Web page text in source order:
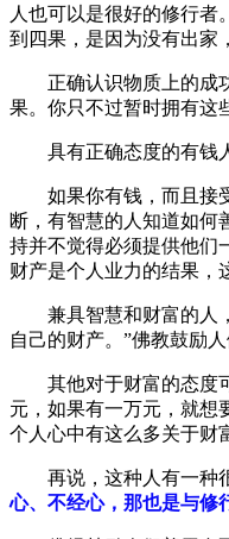
人也可以是很好的修行
到四果，是因为没有出家
正确认识物质上的成功
果。你只不过暂时拥有这
具有正确态度的有钱人
如果你有钱，而且接受
断，有智慧的人知道如何
持并不觉得必须提供他们
财产是个人业力的结果，
兼具智慧和财富的人，
自己的财产。”佛教鼓励
其他对于财富的态度可
元，如果有一万元，就想
个人心中有这么多关于财
再说，这种人有一种很
心、不经心，那也是与修